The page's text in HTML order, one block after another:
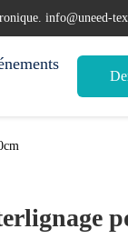
info@uneed-